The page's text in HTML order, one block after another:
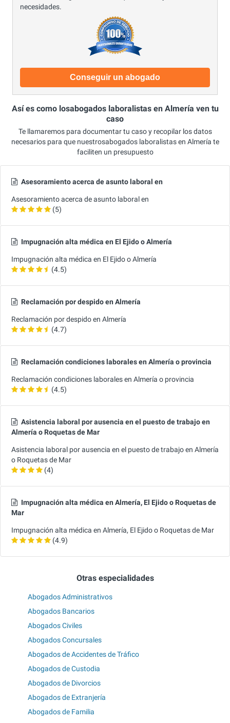
necesidades.
Conseguir un abogado
Así es como losabogados laboralistas en Almería ven tu
caso
Te llamaremos para documentar tu caso y recopilar los datos
necesarios para que nuestrosabogados laboralistas en Almería te
faciliten un presupuesto
Asesoramiento acerca de asunto laboral en
Asesoramiento acerca de asunto laboral en
(5)
Impugnación alta médica en El Ejido o Almería
Impugnación alta médica en El Ejido o Almería
(4.5)
Reclamación por despido en Almería
Reclamación por despido en Almería
(4.7)
Reclamación condiciones laborales en Almería o provincia
Reclamación condiciones laborales en Almería o provincia
(4.5)
Asistencia laboral por ausencia en el puesto de trabajo en
Almería o Roquetas de Mar
Asistencia laboral por ausencia en el puesto de trabajo en Almería
o Roquetas de Mar
(4)
Impugnación alta médica en Almería, El Ejido o Roquetas de
Mar
Impugnación alta médica en Almería, El Ejido o Roquetas de Mar
(4.9)
Otras especialidades
Abogados Administrativos
Abogados Bancarios
Abogados Civiles
Abogados Concursales
Abogados de Accidentes de Tráfico
Abogados de Custodia
Abogados de Divorcios
Abogados de Extranjería
Abogados de Familia